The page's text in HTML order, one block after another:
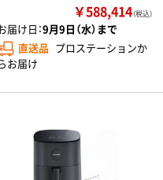
￥588,414（税込）
届け日：9月9日（水）まで
直送品 プロステーションか
お届け